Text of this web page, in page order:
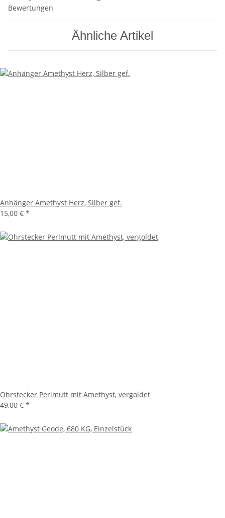
Bewertungen
Ähnliche Artikel
Anhänger Amethyst Herz, Silber gef.
15,00 € *
Ohrstecker Perlmutt mit Amethyst, vergoldet
49,00 € *